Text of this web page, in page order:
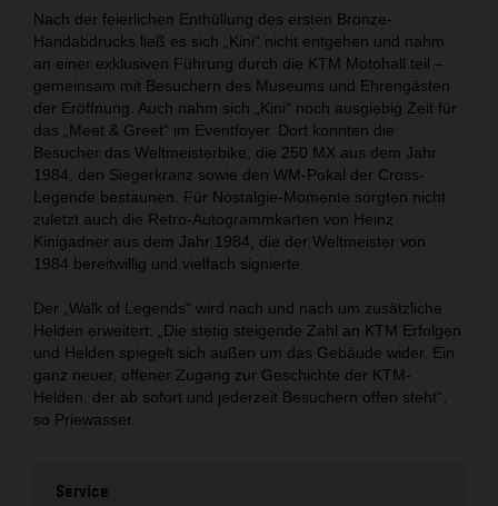
Nach der feierlichen Enthüllung des ersten Bronze-
Handabdrucks ließ es sich „Kini“ nicht entgehen und nahm
an einer exklusiven Führung durch die KTM Motohall teil –
gemeinsam mit Besuchern des Museums und Ehrengästen
der Eröffnung. Auch nahm sich „Kini“ noch ausgiebig Zeit für
das „Meet & Greet“ im Eventfoyer. Dort konnten die
Besucher das Weltmeisterbike, die 250 MX aus dem Jahr
1984, den Siegerkranz sowie den WM-Pokal der Cross-
Legende bestaunen. Für Nostalgie-Momente sorgten nicht
zuletzt auch die Retro-Autogrammkarten von Heinz
Kinigadner aus dem Jahr 1984, die der Weltmeister von
1984 bereitwillig und vielfach signierte.
Der „Walk of Legends“ wird nach und nach um zusätzliche
Helden erweitert: „Die stetig steigende Zahl an KTM Erfolgen
und Helden spiegelt sich außen um das Gebäude wider. Ein
ganz neuer, offener Zugang zur Geschichte der KTM-
Helden, der ab sofort und jederzeit Besuchern offen steht“,
so Priewasser.
Service